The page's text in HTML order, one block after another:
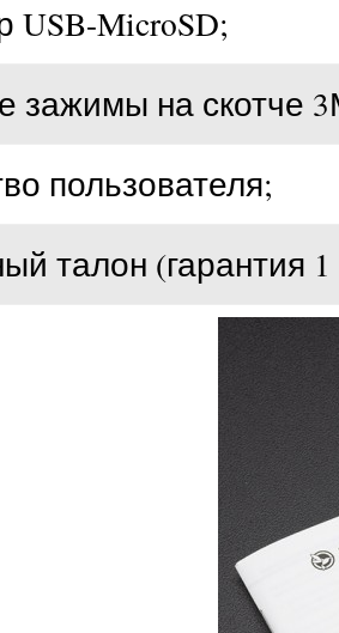
USB-MicroSD;
зажимы на скотче
пользователя;
талон (гарантия